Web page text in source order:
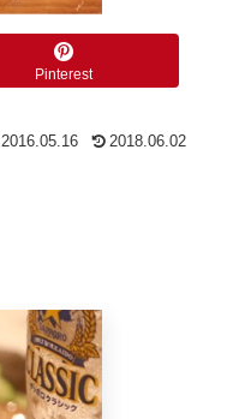
Pinterest
2016.05.16 2018.06.02